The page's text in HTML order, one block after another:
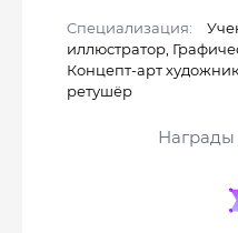
Cпециализация:
иллюстратор,
Концепт-арт
ретушёр
Награды